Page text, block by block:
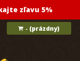
zľavu 5%
- (prázdny)